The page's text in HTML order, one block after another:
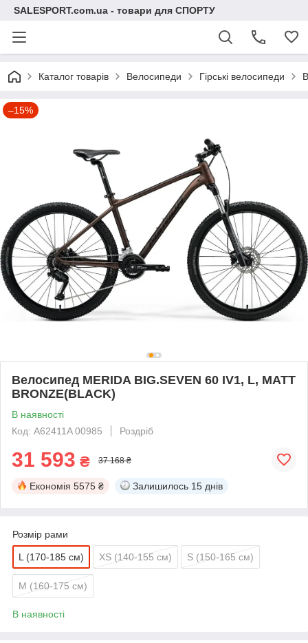
SALESPORT.com.ua - товари для СПОРТУ
Каталог товарів Велосипеди Гірські велосипеди
–15%
Велосипед MERIDA BIG.SEVEN 60 IV1, L, MATT
BRONZE(BLACK)
В наявності
Код: A62411A 00985
Роздріб
31 593 ₴ 37 168 ₴
Економія 5575 ₴ Залишилось 15 днів
Розмір рами
L (170-185 см) XS (140-155 см) S (150-165 см)
M (160-175 см)
В наявності